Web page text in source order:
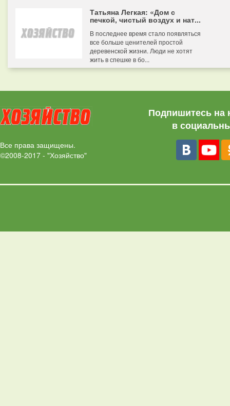
Татьяна Легкая: «Дом с
печкой, чистый воздух и нат...
В последнее время стало появляться
все больше ценителей простой
деревенской жизни. Люди не хотят
жить в спешке в бо...
Все права защищены.
©2008-2017 - "Хозяйство"
Подпишитесь на
в